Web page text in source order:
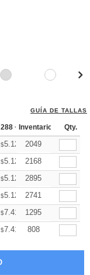
GUÍA DE TALLAS
288 + Más
Inventario Qty.
$5.12 +
2049
$5.12 +
2168
$5.12 +
2895
$5.12 +
2741
$7.41 +
1295
$7.41 +
808